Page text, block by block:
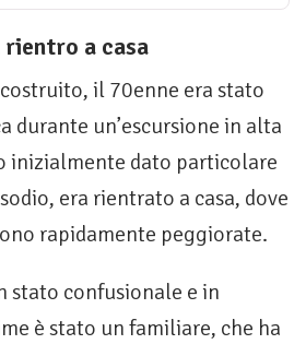
a casa
il 70enne era stato
durante un’escursione in alta
inizialmente dato particolare
era rientrato a casa, dove
rapidamente peggiorate.
stato confusionale e in
è stato un familiare, che ha